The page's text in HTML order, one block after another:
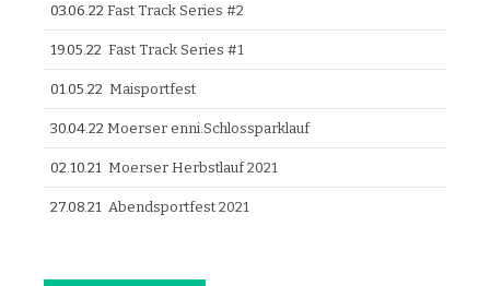
03.06.22 Fast Track Series #2
19.05.22 Fast Track Series #1
01.05.22 Maisportfest
30.04.22 Moerser enni.Schlossparklauf
02.10.21 Moerser Herbstlauf 2021
27.08.21 Abendsportfest 2021